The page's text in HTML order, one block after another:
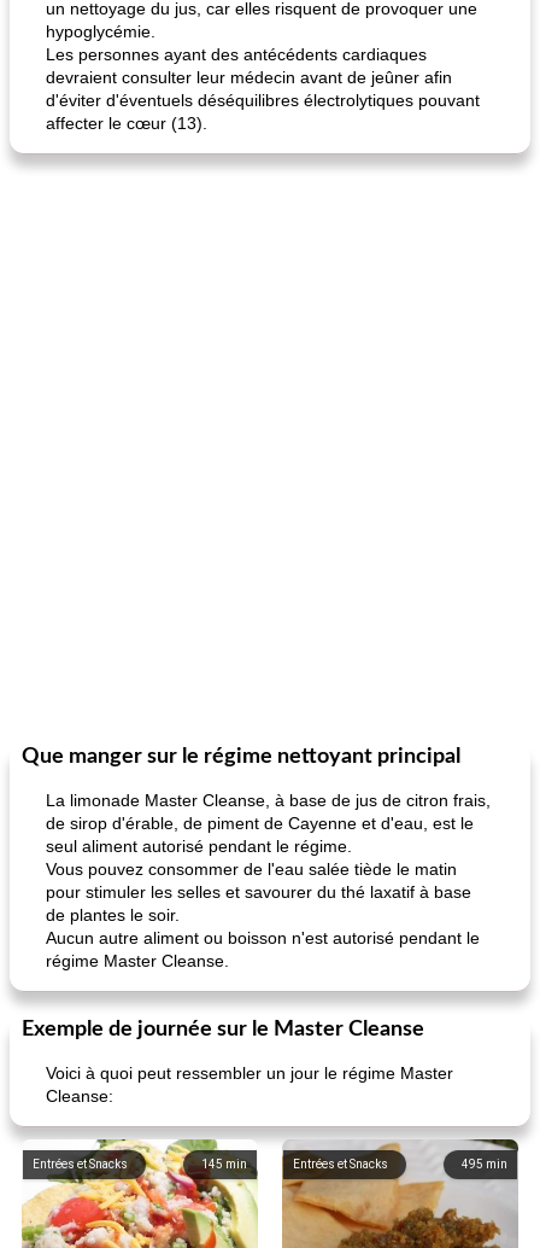
un nettoyage du jus, car elles risquent de provoquer une
hypoglycémie.
Les personnes ayant des antécédents cardiaques
devraient consulter leur médecin avant de jeûner afin
d'éviter d'éventuels déséquilibres électrolytiques pouvant
affecter le cœur (13).
Que manger sur le régime nettoyant principal
La limonade Master Cleanse, à base de jus de citron frais,
de sirop d'érable, de piment de Cayenne et d'eau, est le
seul aliment autorisé pendant le régime.
Vous pouvez consommer de l'eau salée tiède le matin
pour stimuler les selles et savourer du thé laxatif à base
de plantes le soir.
Aucun autre aliment ou boisson n'est autorisé pendant le
régime Master Cleanse.
Exemple de journée sur le Master Cleanse
Voici à quoi peut ressembler un jour le régime Master
Cleanse:
145 min
Entrées et Snacks 495 min
Entrées et Snacks